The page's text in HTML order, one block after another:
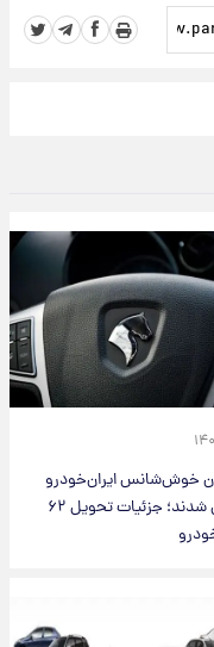
۱
خوش‌شانس ایران‌خودرو
معرفی شدند؛ جزئیات تحویل ۶۲